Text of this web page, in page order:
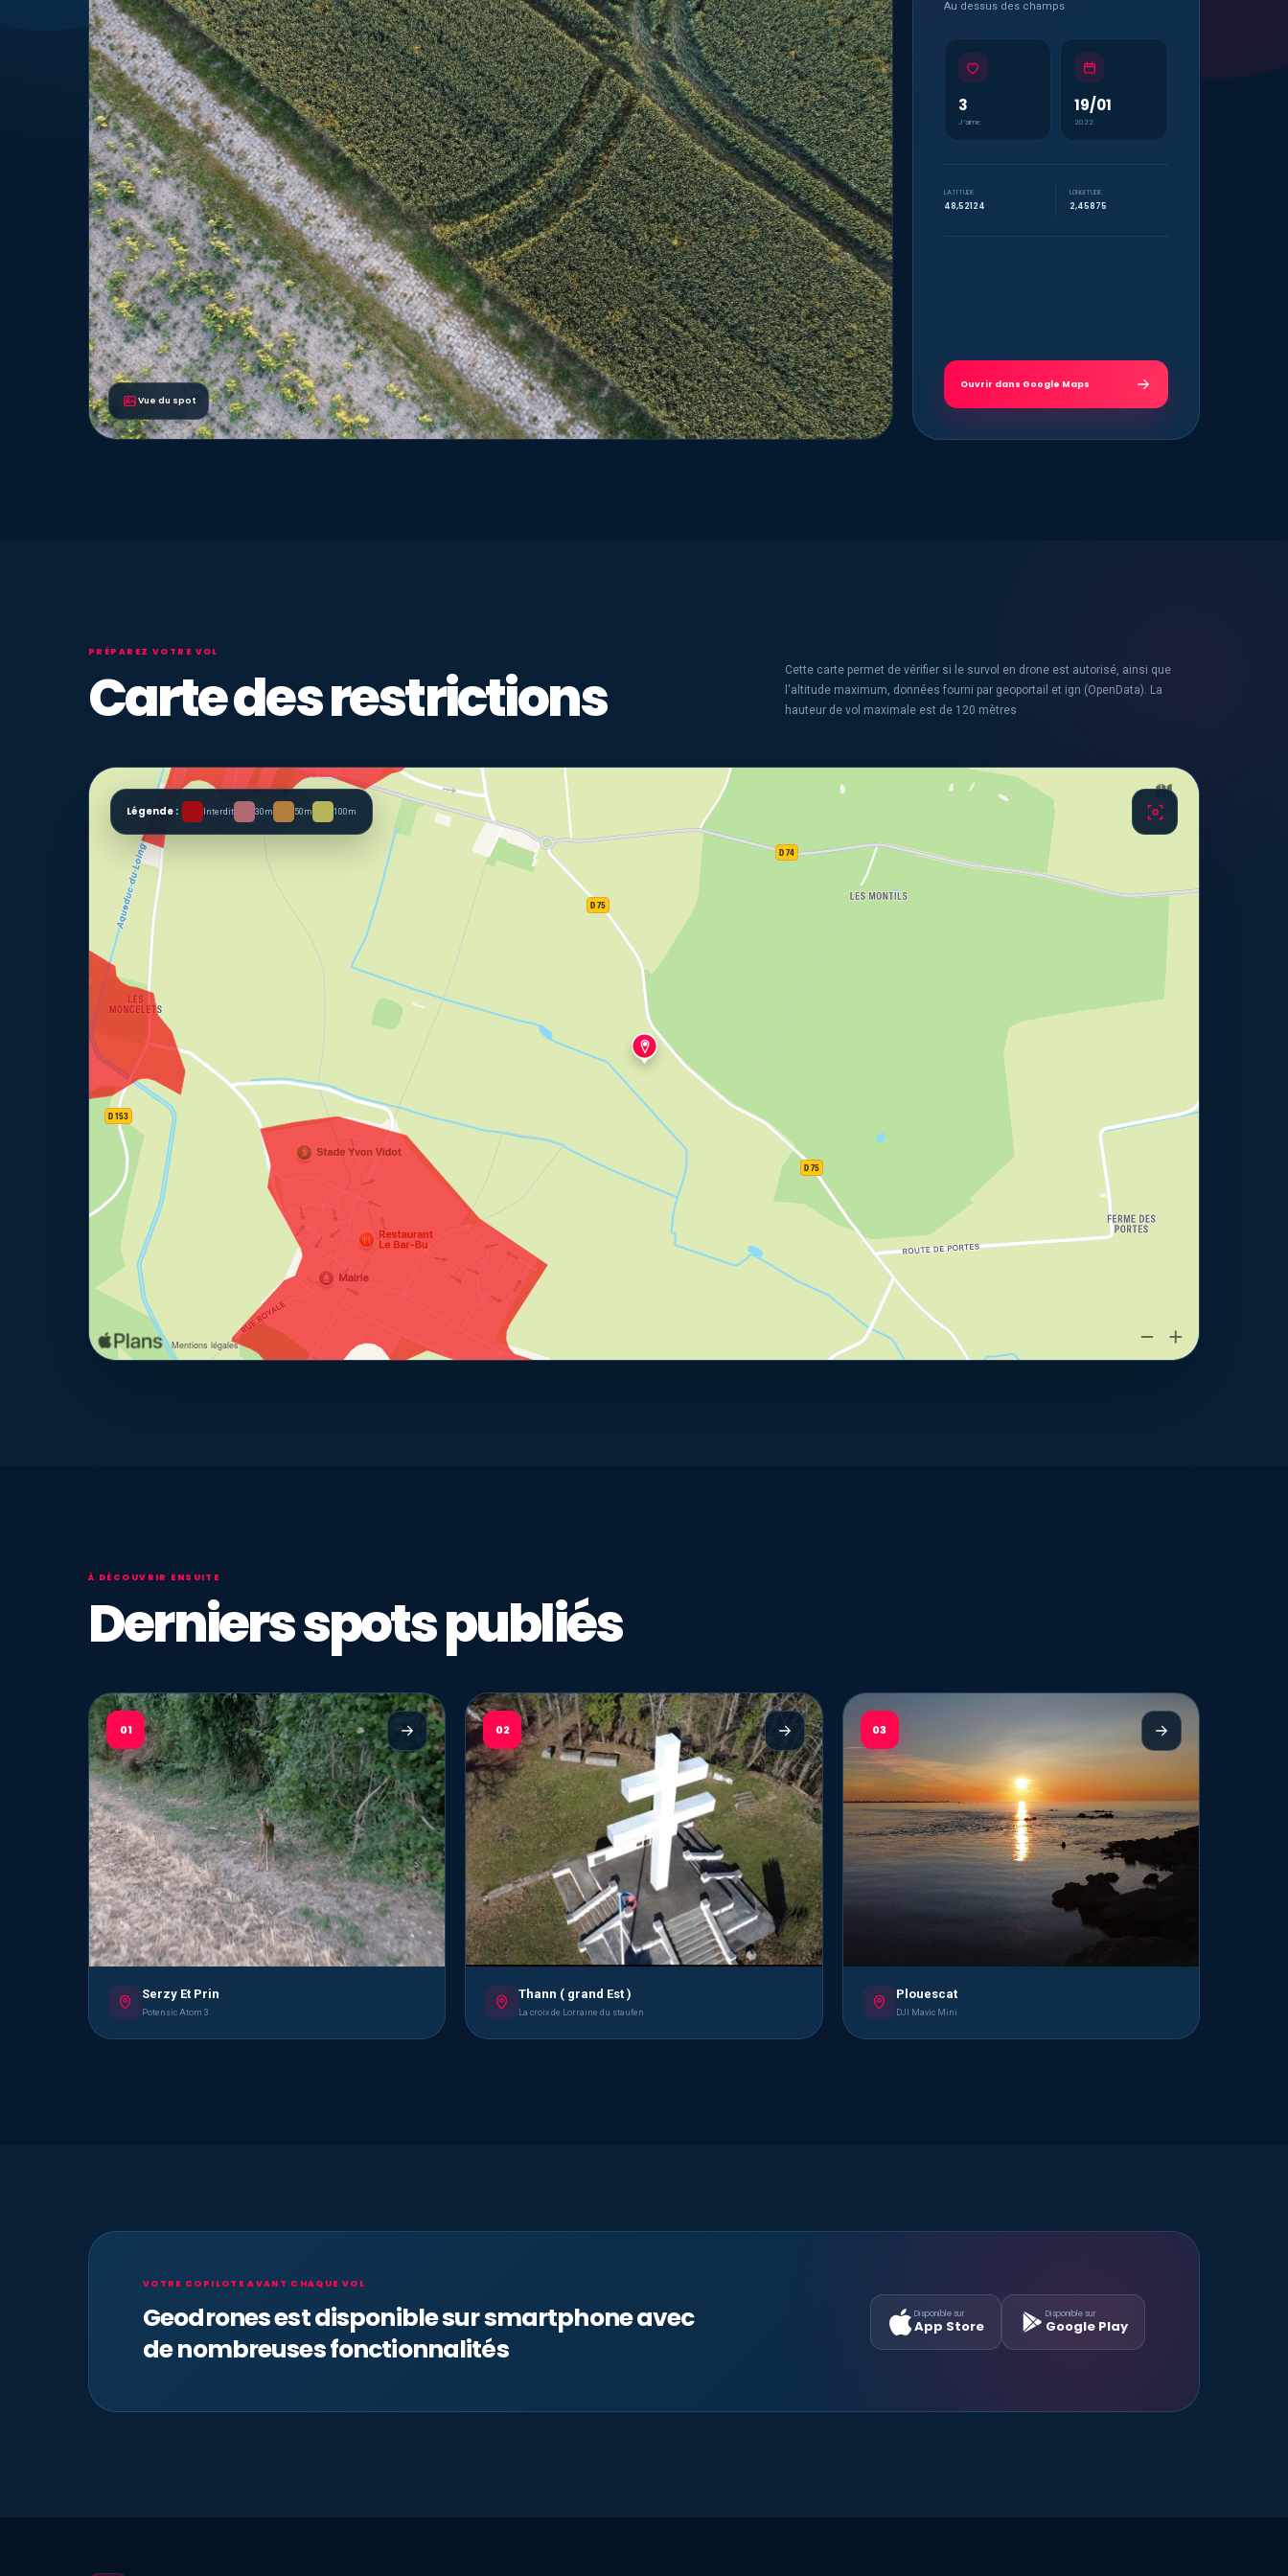
Vue du spot
Au dessus des champs
3
J’aime
19/01
2022
LATITUDE
48,52124
LONGITUDE
2,45875
Ouvrir dans Google Maps
PRÉPAREZ VOTRE VOL
Carte des restrictions
Cette carte permet de vérifier si le survol en drone est autorisé, ainsi que
l'altitude maximum, données fourni par geoportail et ign (OpenData). La
hauteur de vol maximale est de 120 mètres
Légende : Interdit 30m 50m 100m
À DÉCOUVRIR ENSUITE
Derniers spots publiés
01
Serzy Et Prin
Potensic Atom 3
02
Thann ( grand Est )
La croix de Lorraine du staufen
03
Plouescat
DJI Mavic Mini
VOTRE COPILOTE AVANT CHAQUE VOL
Geodrones est disponible sur smartphone avec
de nombreuses fonctionnalités
Disponible sur
App Store
Disponible sur
Google Play